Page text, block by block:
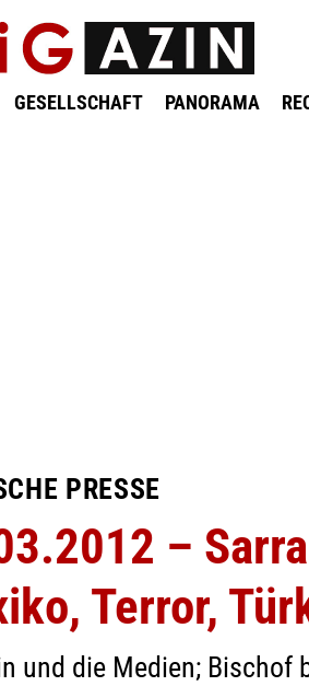
GESELLSCHAFT PANORAMA
PRESSE
–
Terror,
und die Medien;